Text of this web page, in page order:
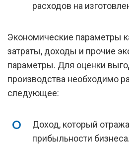
расходов на
Экономические параметры
затраты, доходы и прочие
параметры. Для оценки
производства необходимо
следующее:
Доход, который
прибыльности бизнеса.